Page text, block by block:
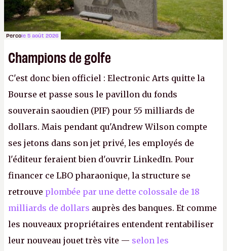
Percole 5 août 2026
Champions de golfe
C'est donc bien officiel : Electronic Arts quitte la
Bourse et passe sous le pavillon du fonds
souverain saoudien (PIF) pour 55 milliards de
dollars. Mais pendant qu'Andrew Wilson compte
ses jetons dans son jet privé, les employés de
l'éditeur feraient bien d'ouvrir LinkedIn. Pour
financer ce LBO pharaonique, la structure se
retrouve plombée par une dette colossale de 18
milliards de dollars auprès des banques. Et comme
les nouveaux propriétaires entendent rentabiliser
leur nouveau jouet très vite — selon les